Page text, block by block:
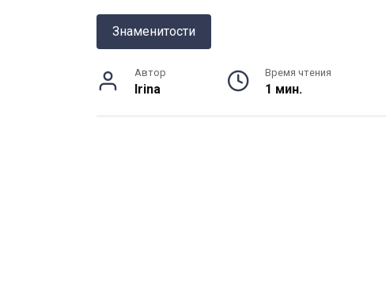
Знаменитости
Автор
Irina
Время чтения
1 мин.